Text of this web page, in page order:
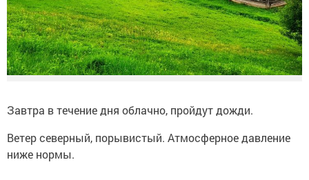
Завтра в течение дня облачно, пройдут дожди.
Ветер северный, порывистый. Атмосферное давление
ниже нормы.